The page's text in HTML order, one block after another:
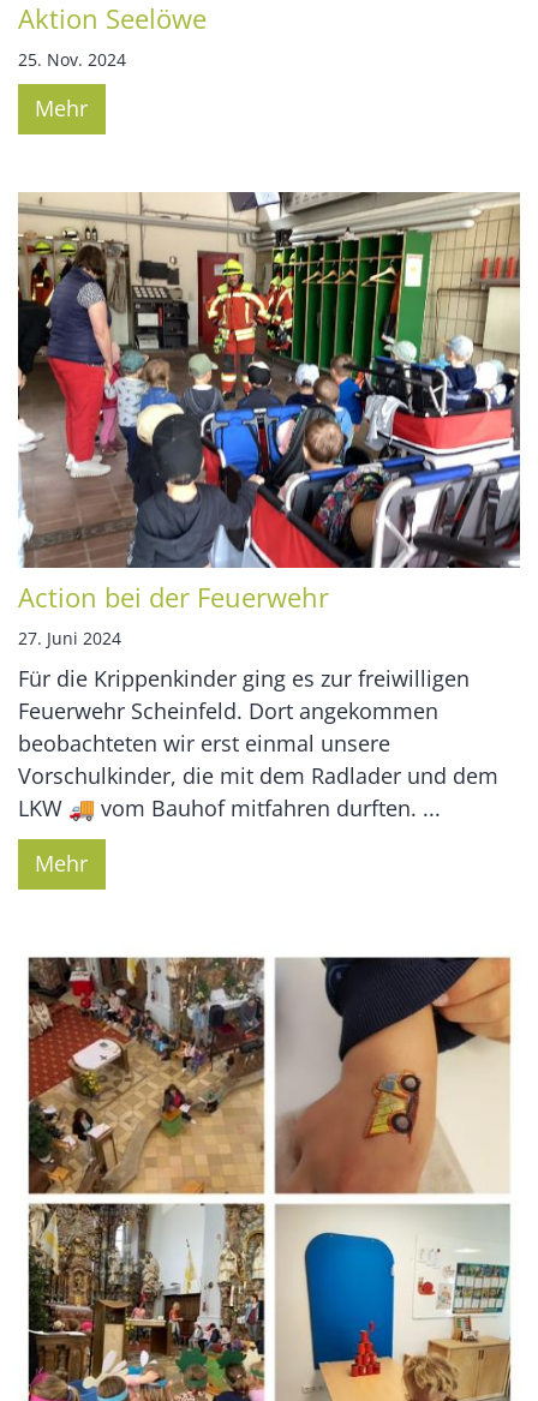
Aktion Seelöwe
25. Nov. 2024
Mehr
Action bei der Feuerwehr
27. Juni 2024
Für die Krippenkinder ging es zur freiwilligen
Feuerwehr Scheinfeld. Dort angekommen
beobachteten wir erst einmal unsere
Vorschulkinder, die mit dem Radlader und dem
LKW 🚚 vom Bauhof mitfahren durften. ...
Mehr